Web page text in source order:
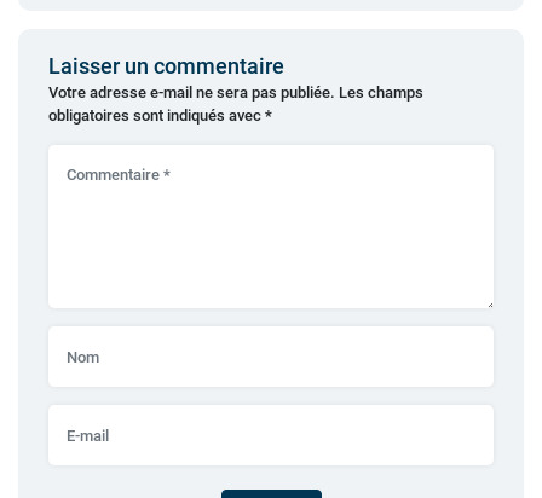
Laisser un commentaire
Votre adresse e-mail ne sera pas publiée. Les champs
obligatoires sont indiqués avec *